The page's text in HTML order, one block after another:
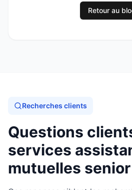
Retour au
Recherches clients
Questions
services
mutuelles senior